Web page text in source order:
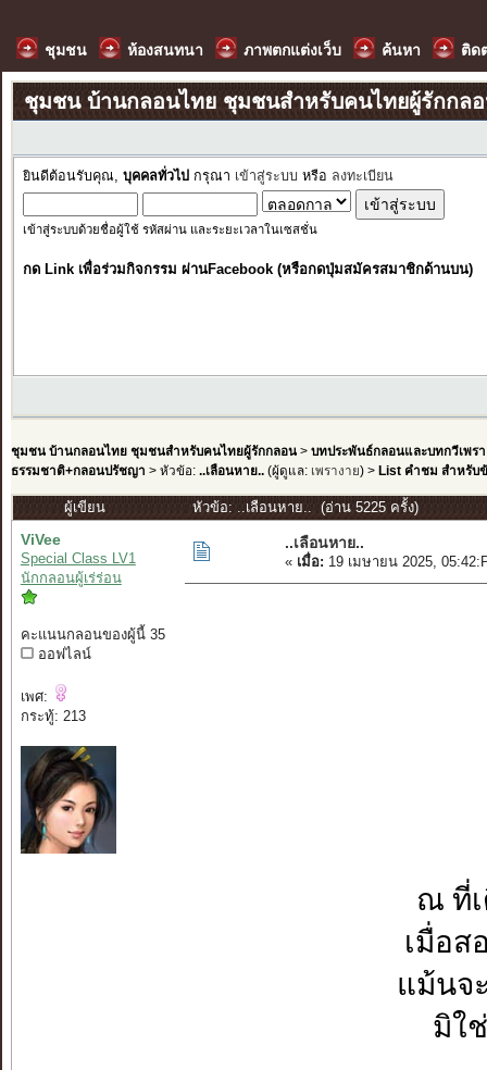
ชุมชน ห้องสนทนา ภาพตกแต่งเว็บ ค้นหา ติด
ชุมชน บ้านกลอนไทย ชุมชนสำหรับคนไทยผู้รักกล
ยินดีต้อนรับคุณ, บุคคลทั่วไป กรุณา เข้าสู่ระบบ หรือ ลงทะเบียน
เข้าสู่ระบบด้วยชื่อผู้ใช้ รหัสผ่าน และระยะเวลาในเซสชั่น
กด Link เพื่อร่วมกิจกรรม ผ่านFacebook (หรือกดปุ่มสมัครสมาชิกด้านบน)
ชุมชน บ้านกลอนไทย ชุมชนสำหรับคนไทยผู้รักกลอน> บทประพันธ์กลอนและบทกวีเพรา
ธรรมชาติ+กลอนปรัชญา > หัวข้อ: ..เลือนหาย..(ผู้ดูแล: เพรางาย) > List คำชม สำหรับ
ผู้เขียน หัวข้อ: ..เลือนหาย.. (อ่าน 5225 ครั้ง)
ViVee
Special Class LV1
นักกลอนผู้เร่ร่อน
คะแนนกลอนของผู้นี้ 35
ออฟไลน์
เพศ:
กระทู้: 213
..เลือนหาย..
« เมื่อ: 19 เมษายน 2025,
ณ ที่เ
เมื่อส
แม้นจ
มิใ